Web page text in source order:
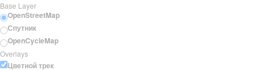
Base Layer
OpenStreetMap
Спутник
OpenCycleMap
Overlays
Цветной трек